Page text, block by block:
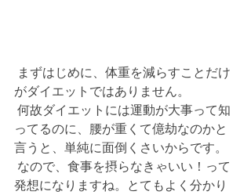
がダイエットではありません。
ってるのに、腰が重くて億劫なのかと
言うと、単純に面倒くさいからです。
発想になりますね。とてもよく分かり